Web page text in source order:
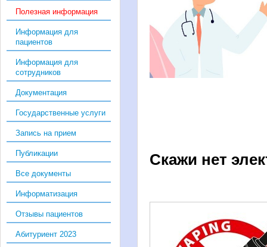
Полезная информация
Информация для
пациентов
Информация для
сотрудников
Документация
Государственные услуги
Запись на прием
Публикации
Все документы
Информатизация
Отзывы пациентов
Абитуриент 2023
Скажи нет